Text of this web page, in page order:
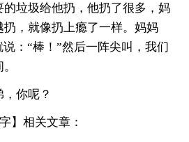
垃圾给他扔，他扔了很多，妈
，就像扔上瘾了一样。妈妈
：“棒！”然后一阵尖叫，我们
你呢？
】相关文章：